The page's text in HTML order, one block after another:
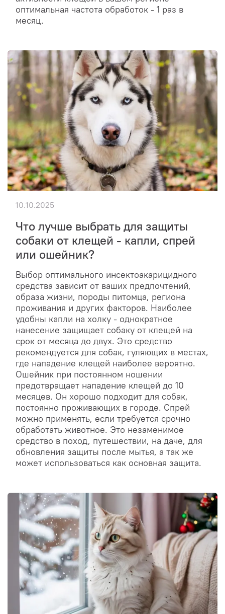
оптимальная частота обработок - 1 раз в
месяц.
Что лучше выбрать для защиты
собаки от клещей - капли, спрей
или ошейник?
Выбор оптимального инсектоакарицидного
средства зависит от ваших предпочтений,
образа жизни, породы питомца, региона
проживания и других факторов. Наиболее
удобны капли на холку - однократное
нанесение защищает собаку от клещей на
срок от месяца до двух. Это средство
рекомендуется для собак, гуляющих в местах,
где нападение клещей наиболее вероятно.
Ошейник при постоянном ношении
предотвращает нападение клещей до 10
месяцев. Он хорошо подходит для собак,
постоянно проживающих в городе. Спрей
можно применять, если требуется срочно
обработать животное. Это незаменимое
средство в поход, путешествии, на даче, для
обновления защиты после мытья, а так же
может использоваться как основная защита.
10.10.2025